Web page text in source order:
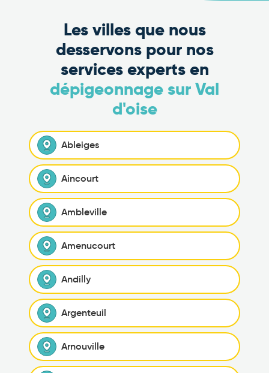
Les villes que nous
desservons pour nos
services experts en
dépigeonnage sur Val
d'oise
Ableiges
Aincourt
Ambleville
Amenucourt
Andilly
Argenteuil
Arnouville